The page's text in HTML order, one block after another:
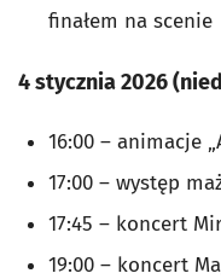
finałem na scenie
4 stycznia 2026
16:00 – animacje
17:00 – występ
17:45 – koncert
19:00 – koncert